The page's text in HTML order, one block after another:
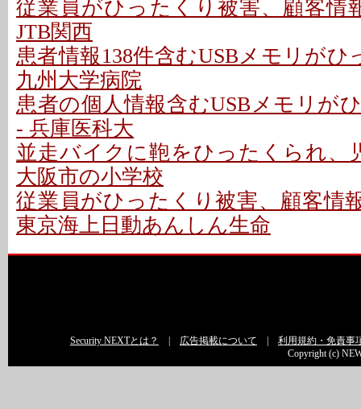
従業員がひったくり被害、顧客情
JTB関西
患者情報138件含むUSBメモリがひ
九州大学病院
患者の個人情報含むUSBメモリが
- 兵庫医科大
並走バイクに鞄をひったくられ、
大阪市の小学校
従業員がひったくり被害、顧客情
東京海上日動あんしん生命
Security NEXTとは？ 広告掲載について
利用規約・免責事
Copyright (c)